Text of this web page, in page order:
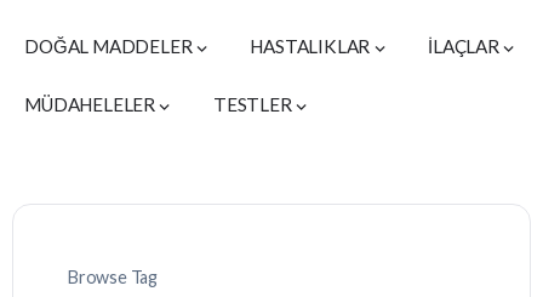
DOĞAL MADDELER HASTALIKLAR İLAÇLAR
MÜDAHELELER TESTLER
Browse Tag